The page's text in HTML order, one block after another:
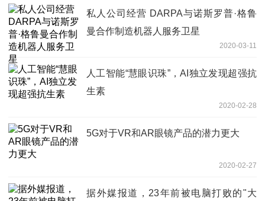
私人公司经营 DARPA与诺斯罗普·格鲁
曼合作制造机器人服务卫星
2020-03-11
人工智能“慧眼识珠”，AI独立发现超强抗
生素
2020-02-28
5G对于VR和AR眼镜产品的潜力更大
2020-02-27
据外媒报道，23年前被电脑打败的"大